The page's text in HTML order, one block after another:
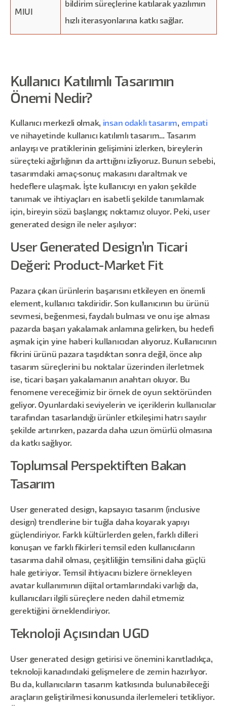
MIUI
bildirim süreçlerine katılarak yazılımın
hızlı iterasyonlarına katkı sağlar.
Kullanıcı Katılımlı Tasarımın
Önemi Nedir?
Kullanıcı merkezli olmak, insan odaklı tasarım, empati
ve nihayetinde kullanıcı katılımlı tasarım… Tasarım
anlayışı ve pratiklerinin gelişimini izlerken, bireylerin
süreçteki ağırlığının da arttığını izliyoruz. Bunun sebebi,
tasarımdaki amaç-sonuç makasını daraltmak ve
hedeflere ulaşmak. İşte kullanıcıyı en yakın şekilde
tanımak ve ihtiyaçları en isabetli şekilde tanımlamak
için, bireyin sözü başlangıç noktamız oluyor. Peki, user
generated design ile neler aşılıyor:
User Generated Design’ın Ticari
Değeri: Product-Market Fit
Pazara çıkan ürünlerin başarısını etkileyen en önemli
element, kullanıcı takdiridir. Son kullanıcının bu ürünü
sevmesi, beğenmesi, faydalı bulması ve onu işe alması
pazarda başarı yakalamak anlamına gelirken, bu hedefi
aşmak için yine haberi kullanıcıdan alıyoruz. Kullanıcının
fikrini ürünü pazara taşıdıktan sonra değil, önce alıp
tasarım süreçlerini bu noktalar üzerinden ilerletmek
ise, ticari başarı yakalamanın anahtarı oluyor. Bu
fenomene vereceğimiz bir örnek de oyun sektöründen
geliyor. Oyunlardaki seviyelerin ve içeriklerin kullanıcılar
tarafından tasarlandığı ürünler etkileşimi hatrı sayılır
şekilde artırırken, pazarda daha uzun ömürlü olmasına
da katkı sağlıyor.
Toplumsal Perspektiften Bakan
Tasarım
User generated design, kapsayıcı tasarım (inclusive
design) trendlerine bir tuğla daha koyarak yapıyı
güçlendiriyor. Farklı kültürlerden gelen, farklı dilleri
konuşan ve farklı fikirleri temsil eden kullanıcıların
tasarıma dahil olması, çeşitliliğin temsilini daha güçlü
hale getiriyor. Temsil ihtiyacını bizlere örnekleyen
avatar kullanımının dijital ortamlarındaki varlığı da,
kullanıcıları ilgili süreçlere neden dahil etmemiz
gerektiğini örneklendiriyor.
Teknoloji Açısından UGD
User generated design getirisi ve önemini kanıtladıkça,
teknoloji kanadındaki gelişmelere de zemin hazırlıyor.
Bu da, kullanıcıların tasarım katkısında bulunabileceği
araçların geliştirilmesi konusunda ilerlemeleri tetikliyor.